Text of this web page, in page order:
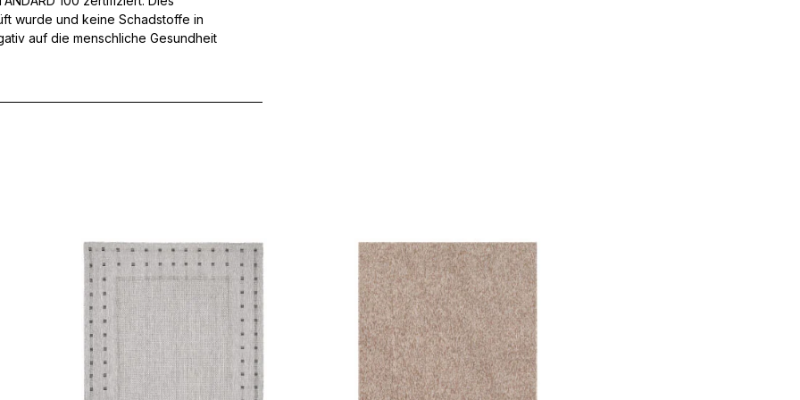
wurde und keine Schadstoffe in
auf die menschliche Gesundheit
Betreibern zu verstehen, wie sich verschiedene Benutzer auf der Website verhalten,
sind solche, die analysiert werden und noch keiner Kategorie zugeordnet wurden.
Meine Einstellungen speichern Alle akzeptieren